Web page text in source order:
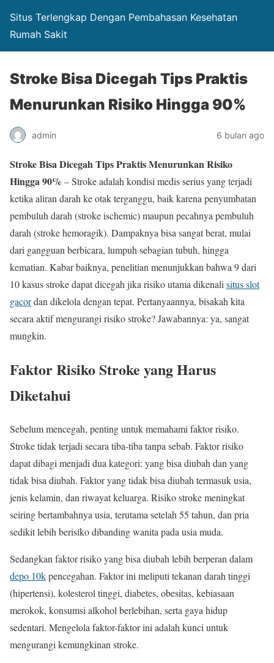
Situs Terlengkap Dengan Pembahasan Kesehatan
Rumah Sakit
Stroke Bisa Dicegah Tips Praktis
Menurunkan Risiko Hingga 90%
admin 6 bulan ago
Stroke Bisa Dicegah Tips Praktis Menurunkan Risiko
Hingga 90% – Stroke adalah kondisi medis serius yang terjadi
ketika aliran darah ke otak terganggu, baik karena penyumbatan
pembuluh darah (stroke ischemic) maupun pecahnya pembuluh
darah (stroke hemoragik). Dampaknya bisa sangat berat, mulai
dari gangguan berbicara, lumpuh sebagian tubuh, hingga
kematian. Kabar baiknya, penelitian menunjukkan bahwa 9 dari
10 kasus stroke dapat dicegah jika risiko utama dikenali situs slot
gacordan dikelola dengan tepat. Pertanyaannya, bisakah kita
secara aktif mengurangi risiko stroke? Jawabannya: ya, sangat
mungkin.
Faktor Risiko Stroke yang Harus
Diketahui
Sebelum mencegah, penting untuk memahami faktor risiko.
Stroke tidak terjadi secara tiba-tiba tanpa sebab. Faktor risiko
dapat dibagi menjadi dua kategori: yang bisa diubah dan yang
tidak bisa diubah. Faktor yang tidak bisa diubah termasuk usia,
jenis kelamin, dan riwayat keluarga. Risiko stroke meningkat
seiring bertambahnya usia, terutama setelah 55 tahun, dan pria
sedikit lebih berisiko dibanding wanita pada usia muda.
Sedangkan faktor risiko yang bisa diubah lebih berperan dalam
depo 10kpencegahan. Faktor ini meliputi tekanan darah tinggi
(hipertensi), kolesterol tinggi, diabetes, obesitas, kebiasaan
merokok, konsumsi alkohol berlebihan, serta gaya hidup
sedentari. Mengelola faktor-faktor ini adalah kunci untuk
mengurangi kemungkinan stroke.